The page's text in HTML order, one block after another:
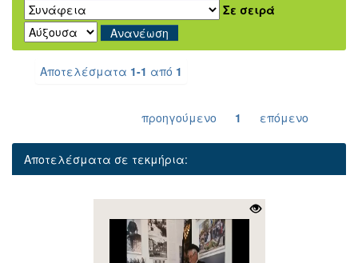
Σε σειρά
Αποτελέσματα 1-1 από 1
προηγούμενο 1 επόμενο
Αποτελέσματα σε τεκμήρια: